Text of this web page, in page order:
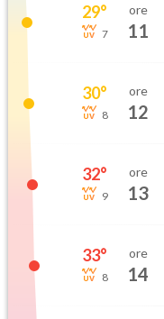
29°
7
ore
11
30°
8
ore
12
32°
9
ore
13
33°
8
ore
14